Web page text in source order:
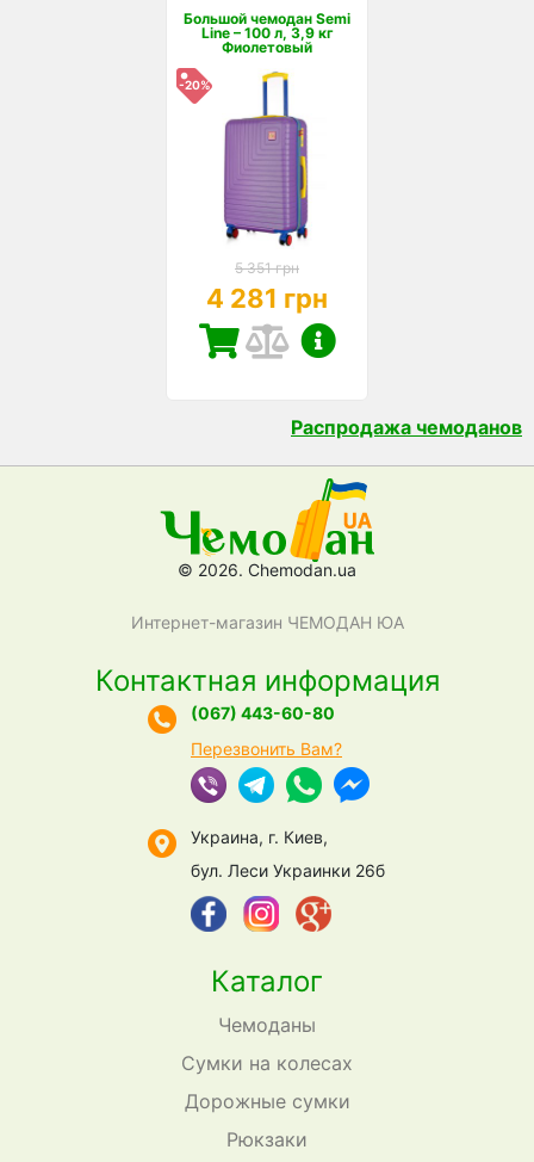
Большой чемодан Semi
Line – 100 л, 3,9 кг
Фиолетовый
-20%
5 351 грн
4 281 грн
Распродажа чемоданов
© 2026. Chemodan.ua
Интернет-магазин ЧЕМОДАН ЮА
Каталог
Чемоданы
Сумки на колесах
Дорожные сумки
Рюкзаки
Контактная информация
(067) 443-60-80
Перезвонить Вам?
Украина, г. Киев,
бул. Леси Украинки 26б